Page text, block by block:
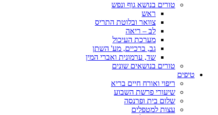
טורים בנושא גוף ונפש
ראש
צוואר ובלוטת התריס
לב – ריאה
מערכת העיכול
גב, ברכיים, מע' השתן
שד, ערמונית ואברי המין
טורים בנושאים שונים
טיפים
ריפוי ואורח חיים בריא
שיעורי פרשת השבוע
שלום בית ופרנסה
עצות למטפלים